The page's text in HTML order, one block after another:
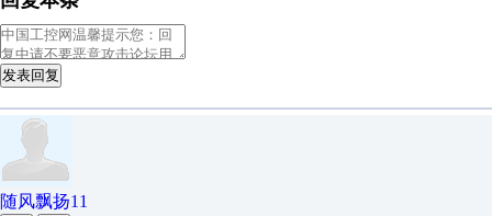
发表回复
随风飘扬11